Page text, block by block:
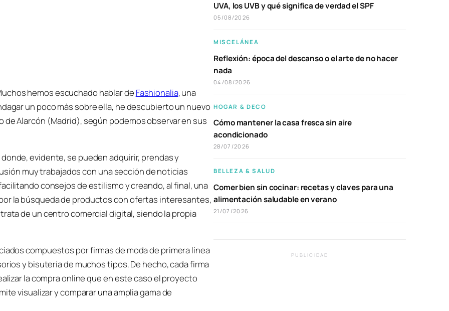
hemos escuchado hablar de Fashionalia, una
un poco más sobre ella, he descubierto un nuevo
Alarcón (Madrid), según podemos observar en sus
evidente, se pueden adquirir, prendas y
muy trabajados con una sección de noticias
consejos de estilismo y creando, al final, una
la búsqueda de productos con ofertas interesantes,
de un centro comercial digital, siendo la propia
compuestos por firmas de moda de primera línea
y bisutería de muchos tipos. De hecho, cada firma
la compra online que en este caso el proyecto
visualizar y comparar una amplia gama de
UVA, los UVB y qué significa de verdad el SPF
05/08/2026
MISCELÁNEA
Reflexión: época del descanso o el arte de no hacer
nada
04/08/2026
HOGAR & DECO
Cómo mantener la casa fresca sin aire
acondicionado
28/07/2026
BELLEZA & SALUD
Comer bien sin cocinar: recetas y claves para una
alimentación saludable en verano
21/07/2026
PUBLICIDAD